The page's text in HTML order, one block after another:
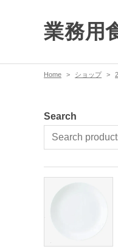
業務用
Home ショップ
Search